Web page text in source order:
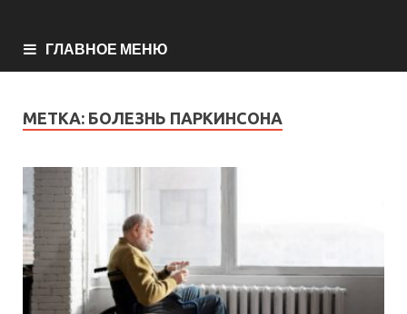
ГЛАВНОЕ МЕНЮ
МЕТКА: БОЛЕЗНЬ ПАРКИНСОНА